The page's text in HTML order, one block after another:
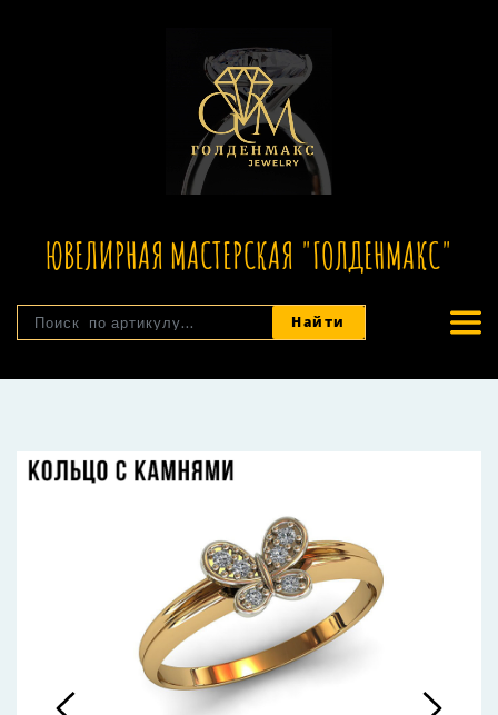
ЮВЕЛИРНАЯ МАСТЕРСКАЯ "ГОЛДЕНМАКС"
Найти